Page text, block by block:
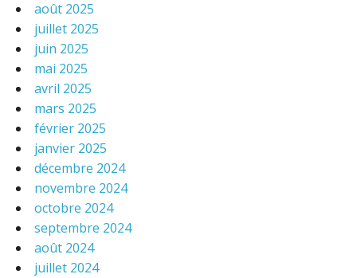
août 2025
juillet 2025
juin 2025
mai 2025
avril 2025
mars 2025
février 2025
janvier 2025
décembre 2024
novembre 2024
octobre 2024
septembre 2024
août 2024
juillet 2024